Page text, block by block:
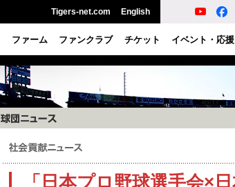
Tigers-net.com English
ファーム ファンクラブ チケット イベント・応援
「日本プロ野球選手会×